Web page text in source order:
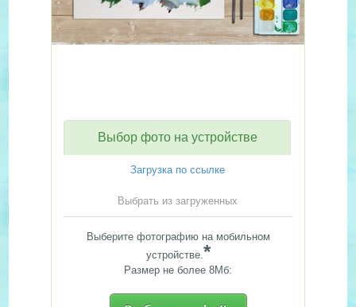
Выбор фото на устройстве
Загрузка по ссылке
Выбрать из загруженных
Выберите фотографию на мобильном
устройстве.*
Размер не более 8Мб: